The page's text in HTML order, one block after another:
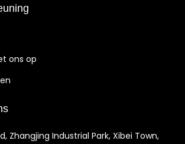
ons op
Zhangjing Industrial Park, Xibei Town,